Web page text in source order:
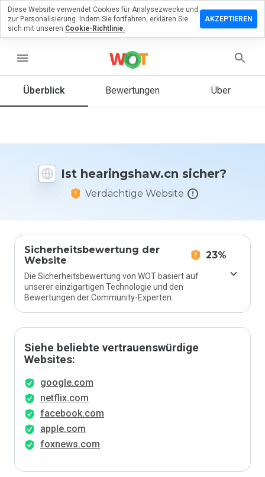
menu
Überblick Bewertungen Über
Ist hearingshaw.cn sicher?
Verdächtige Website
Sicherheitsbewertung der
Website
23%
Die Sicherheitsbewertung von WOT basiert auf
unserer einzigartigen Technologie und den
Bewertungen der Community-Experten.
Siehe beliebte vertrauenswürdige
Websites:
google.com
netflix.com
facebook.com
apple.com
foxnews.com
zu
Sie diese
auf einer
Skala von
Diese Website verwendet Cookies für Analysezwecke und
zur Personalisierung. Indem Sie fortfahren, erklären Sie
sich mit unseren Cookie-Richtlinie.
AKZEPTIEREN